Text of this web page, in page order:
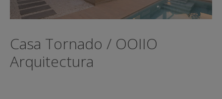
Casa Tornado / OOIIO
Arquitectura